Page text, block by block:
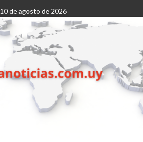
10 de agosto de 2026